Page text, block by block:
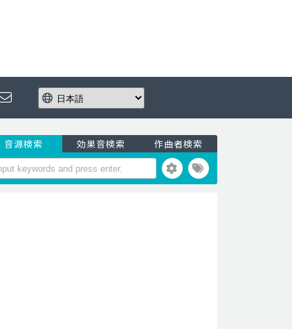
音源検索 効果音検索 作曲者検索